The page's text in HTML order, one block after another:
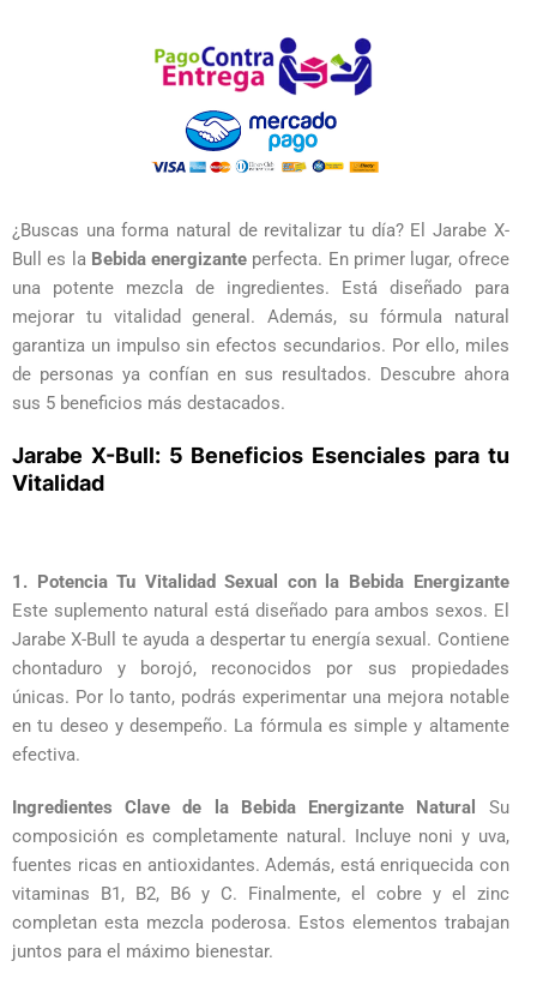
¿Buscas una forma natural de revitalizar tu día? El Jarabe X-
Bull es la Bebida energizante perfecta. En primer lugar, ofrece
una potente mezcla de ingredientes. Está diseñado para
mejorar tu vitalidad general. Además, su fórmula natural
garantiza un impulso sin efectos secundarios. Por ello, miles
de personas ya confían en sus resultados. Descubre ahora
sus 5 beneficios más destacados.
Jarabe X-Bull: 5 Beneficios Esenciales para tu
Vitalidad
1. Potencia Tu Vitalidad Sexual con la Bebida Energizante
Este suplemento natural está diseñado para ambos sexos. El
Jarabe X-Bull te ayuda a despertar tu energía sexual. Contiene
chontaduro y borojó, reconocidos por sus propiedades
únicas. Por lo tanto, podrás experimentar una mejora notable
en tu deseo y desempeño. La fórmula es simple y altamente
efectiva.
Ingredientes Clave de la Bebida Energizante Natural
Su
composición es completamente natural. Incluye noni y uva,
fuentes ricas en antioxidantes. Además, está enriquecida con
vitaminas B1, B2, B6 y C. Finalmente, el cobre y el zinc
completan esta mezcla poderosa. Estos elementos trabajan
juntos para el máximo bienestar.